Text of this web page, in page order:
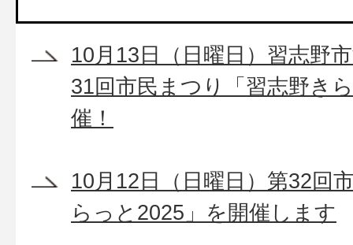
10月13日（日曜日）習志野
31回市民まつり「習志野き
催！
10月12日（日曜日）第32回
らっと2025」を開催します